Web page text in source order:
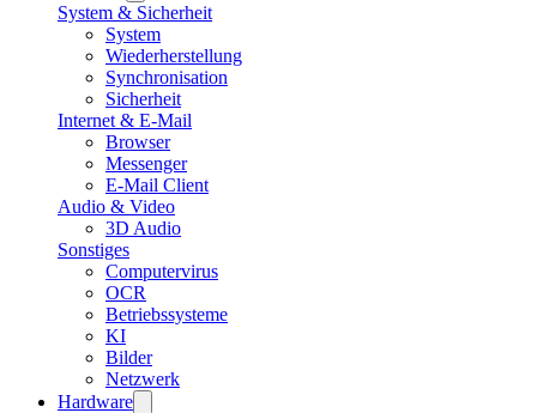
System & Sicherheit
System
Wiederherstellung
Synchronisation
Sicherheit
Internet & E-Mail
Browser
Messenger
E-Mail Client
Audio & Video
3D Audio
Sonstiges
Computervirus
OCR
Betriebssysteme
KI
Bilder
Netzwerk
Hardware